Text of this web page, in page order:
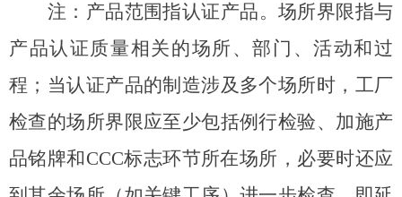
注：产品范围指认证产品。场所界限指与
产品认证质量相关的场所、部门、活动和过
程；当认证产品的制造涉及多个场所时，工厂
检查的场所界限应至少包括例行检验、加施产
品铭牌和CCC标志环节所在场所，必要时还应